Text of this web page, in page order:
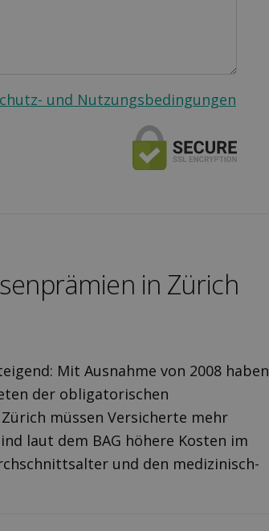
und Nutzungsbedingungen
in Zürich
Mit Ausnahme von 2008 haben
der obligatorischen
müssen Versicherte mehr
laut dem BAG höhere Kosten im
und den medizinisch-